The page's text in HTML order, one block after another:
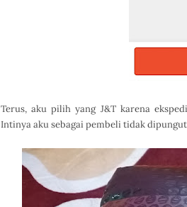
Terus, aku pilih yang J&T karena
Intinya aku sebagai pembeli tidak